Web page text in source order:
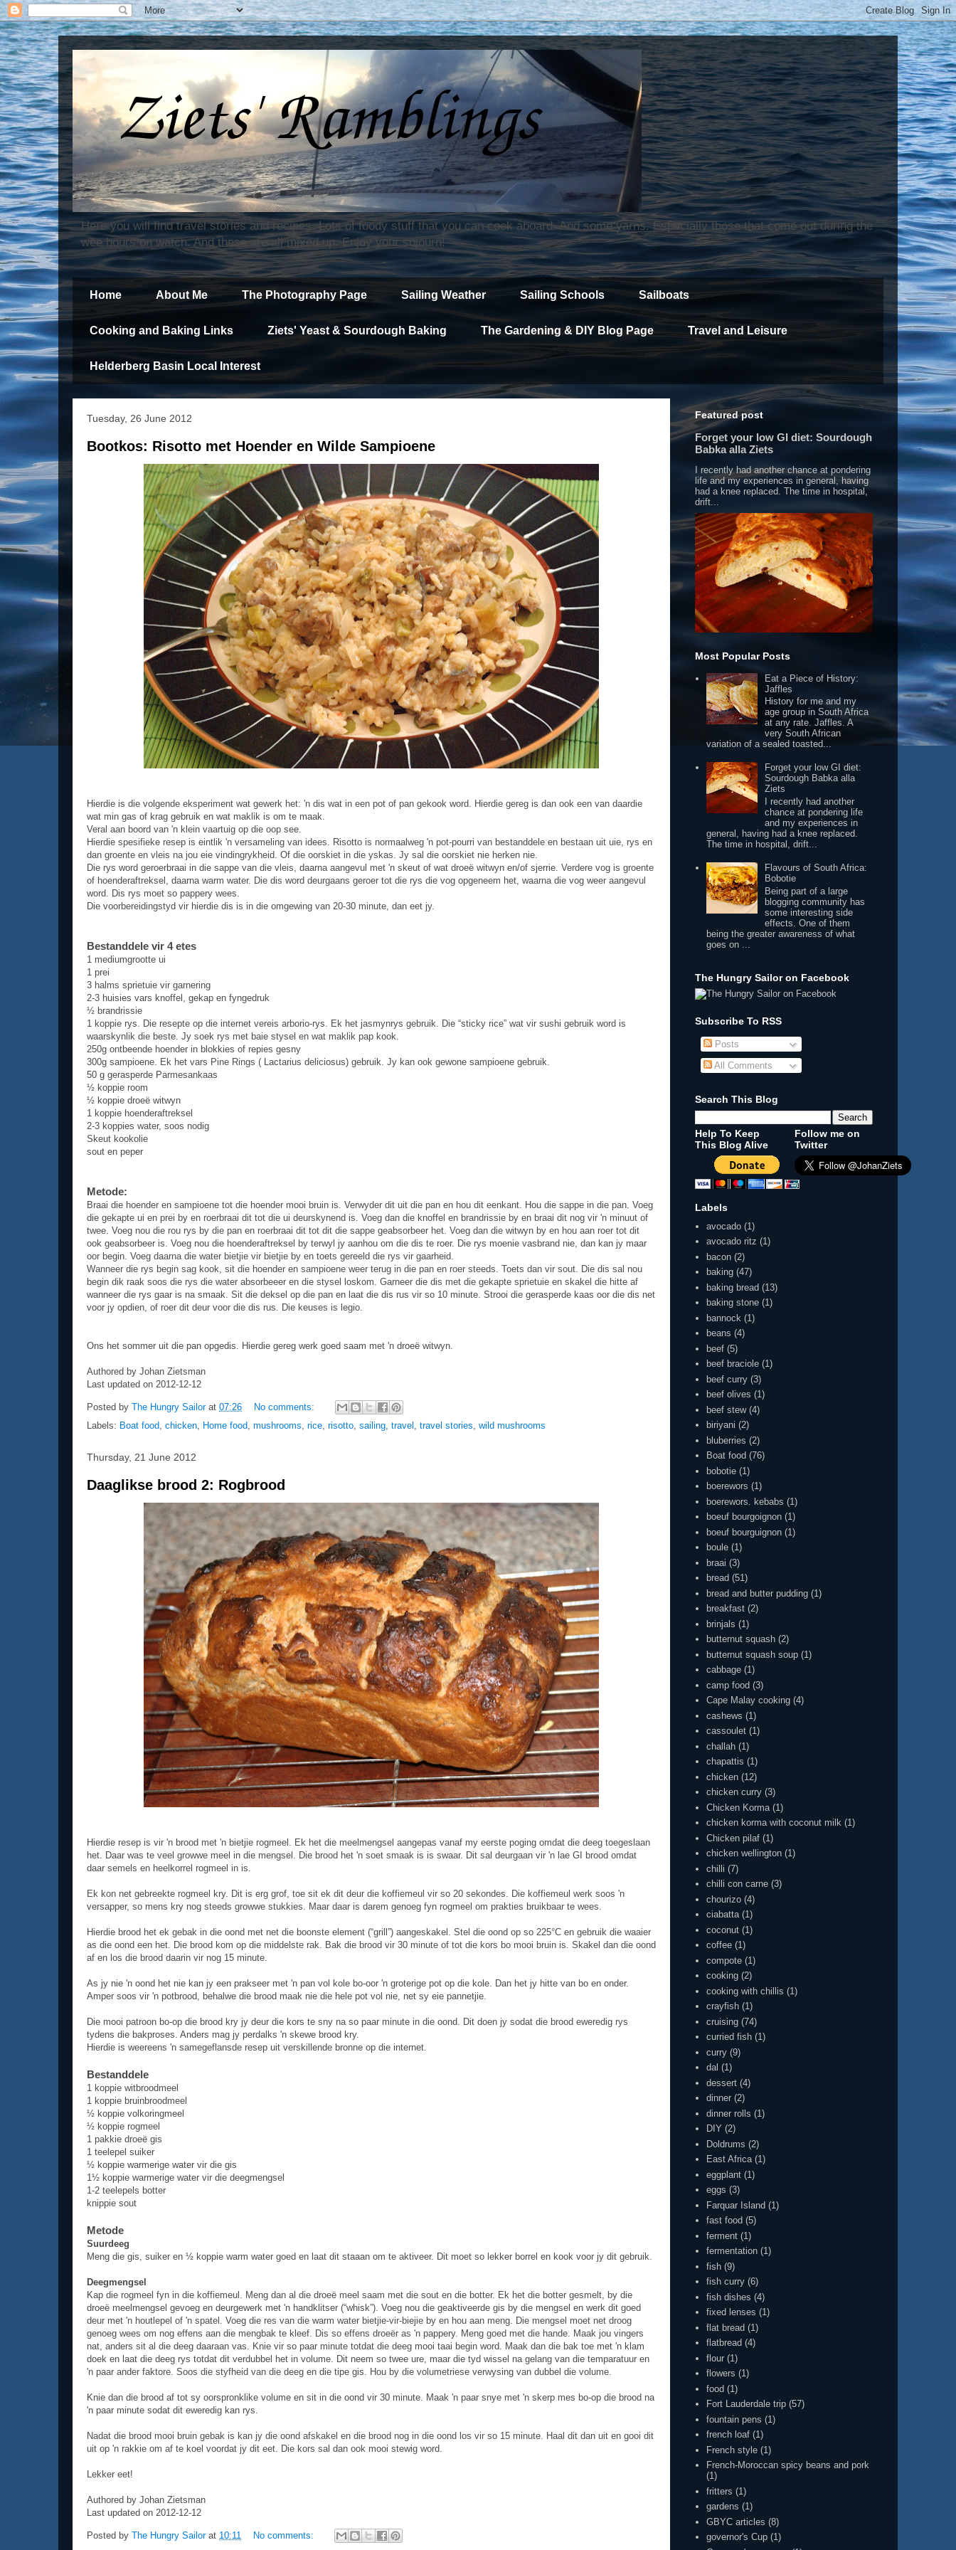
Here you will find travel stories and recipes. Lots of foody stuff that you can cook aboard. And some yarns. Especially those that come out during the
wee hours on watch. And these are all mixed up. Enjoy your sojourn!
Home About Me The Photography Page Sailing Weather Sailing Schools Sailboats
Cooking and Baking Links Ziets' Yeast & Sourdough Baking The Gardening & DIY Blog Page Travel and Leisure
Helderberg Basin Local Interest
Tuesday, 26 June 2012
Bootkos: Risotto met Hoender en Wilde Sampioene
Hierdie is die volgende eksperiment wat gewerk het: 'n dis wat in een pot of pan gekook word. Hierdie gereg is dan ook een van daardie
wat min gas of krag gebruik en wat maklik is om te maak.
Veral aan boord van 'n klein vaartuig op die oop see.
Hierdie spesifieke resep is eintlik 'n versameling van idees. Risotto is normaalweg 'n pot-pourri van bestanddele en bestaan uit uie, rys en
dan groente en vleis na jou eie vindingrykheid. Of die oorskiet in die yskas. Jy sal die oorskiet nie herken nie.
Die rys word geroerbraai in die sappe van die vleis, daarna aangevul met 'n skeut of wat droeë witwyn en/of sjerrie. Verdere vog is groente
of hoenderaftreksel, daarna warm water. Die dis word deurgaans geroer tot die rys die vog opgeneem het, waarna die vog weer aangevul
word. Dis rys moet so pappery wees.
Die voorbereidingstyd vir hierdie dis is in die omgewing van 20-30 minute, dan eet jy.
Bestanddele vir 4 etes
1 mediumgrootte ui
1 prei
3 halms sprietuie vir garnering
2-3 huisies vars knoffel, gekap en fyngedruk
½ brandrissie
1 koppie rys. Die resepte op die internet vereis arborio-rys. Ek het jasmynrys gebruik. Die “sticky rice” wat vir sushi gebruik word is
waarskynlik die beste. Jy soek rys met baie stysel en wat maklik pap kook.
250g ontbeende hoender in blokkies of repies gesny
300g sampioene. Ek het vars Pine Rings ( Lactarius deliciosus) gebruik. Jy kan ook gewone sampioene gebruik.
50 g gerasperde Parmesankaas
½ koppie room
½ koppie droeë witwyn
1 koppie hoenderaftreksel
2-3 koppies water, soos nodig
Skeut kookolie
sout en peper
Metode:
Braai die hoender en sampioene tot die hoender mooi bruin is. Verwyder dit uit die pan en hou dit eenkant. Hou die sappe in die pan. Voeg
die gekapte ui en prei by en roerbraai dit tot die ui deurskynend is. Voeg dan die knoffel en brandrissie by en braai dit nog vir 'n minuut of
twee. Voeg nou die rou rys by die pan en roerbraai dit tot dit die sappe geabsorbeer het. Voeg dan die witwyn by en hou aan roer tot dit
ook geabsorbeer is. Voeg nou die hoenderaftreksel by terwyl jy aanhou om die dis te roer. Die rys moenie vasbrand nie, dan kan jy maar
oor begin. Voeg daarna die water bietjie vir bietjie by en toets gereeld die rys vir gaarheid.
Wanneer die rys begin sag kook, sit die hoender en sampioene weer terug in die pan en roer steeds. Toets dan vir sout. Die dis sal nou
begin dik raak soos die rys die water absorbeeer en die stysel loskom. Garneer die dis met die gekapte sprietuie en skakel die hitte af
wanneer die rys gaar is na smaak. Sit die deksel op die pan en laat die dis rus vir so 10 minute. Strooi die gerasperde kaas oor die dis net
voor jy opdien, of roer dit deur voor die dis rus. Die keuses is legio.
Ons het sommer uit die pan opgedis. Hierdie gereg werk goed saam met 'n droeë witwyn.
Authored by Johan Zietsman
Last updated on 2012-12-12
Posted by The Hungry Sailor at 07:26
No comments:
Labels: Boat food, chicken, Home food, mushrooms, rice, risotto, sailing, travel , travel stories, wild mushrooms
Thursday, 21 June 2012
Daaglikse brood 2: Rogbrood
Hierdie resep is vir 'n brood met 'n bietjie rogmeel. Ek het die meelmengsel aangepas vanaf my eerste poging omdat die deeg toegeslaan
het. Daar was te veel growwe meel in die mengsel. Die brood het 'n soet smaak is is swaar. Dit sal deurgaan vir 'n lae GI brood omdat
daar semels en heelkorrel rogmeel in is.
Ek kon net gebreekte rogmeel kry. Dit is erg grof, toe sit ek dit deur die koffiemeul vir so 20 sekondes. Die koffiemeul werk soos 'n
versapper, so mens kry nog steeds growwe stukkies. Maar daar is darem genoeg fyn rogmeel om prakties bruikbaar te wees.
Hierdie brood het ek gebak in die oond met net die boonste element (“grill”) aangeskakel. Stel die oond op so 225°C en gebruik die waaier
as die oond een het. Die brood kom op die middelste rak. Bak die brood vir 30 minute of tot die kors bo mooi bruin is. Skakel dan die oond
af en los die brood daarin vir nog 15 minute.
As jy nie 'n oond het nie kan jy een prakseer met 'n pan vol kole bo-oor 'n groterige pot op die kole. Dan het jy hitte van bo en onder.
Amper soos vir 'n potbrood, behalwe die brood maak nie die hele pot vol nie, net sy eie pannetjie.
Die mooi patroon bo-op die brood kry jy deur die kors te sny na so paar minute in die oond. Dit doen jy sodat die brood eweredig rys
tydens die bakproses. Anders mag jy perdalks 'n skewe brood kry.
Hierdie is weereens 'n samegeflansde resep uit verskillende bronne op die internet.
Bestanddele
1 koppie witbroodmeel
1 koppie bruinbroodmeel
½ koppie volkoringmeel
½ koppie rogmeel
1 pakkie droeë gis
1 teelepel suiker
½ koppie warmerige water vir die gis
1½ koppie warmerige water vir die deegmengsel
1-2 teelepels botter
knippie sout
Metode
Suurdeeg
Meng die gis, suiker en ½ koppie warm water goed en laat dit staaan om te aktiveer. Dit moet so lekker borrel en kook voor jy dit gebruik.
Deegmengsel
Kap die rogmeel fyn in die koffiemeul. Meng dan al die droeë meel saam met die sout en die botter. Ek het die botter gesmelt, by die
droeë meelmengsel gevoeg en deurgewerk met 'n handklitser (“whisk”). Voeg nou die geaktiveerde gis by die mengsel en werk dit goed
deur met 'n houtlepel of 'n spatel. Voeg die res van die warm water bietjie-vir-biejie by en hou aan meng. Die mengsel moet net droog
genoeg wees om nog effens aan die mengbak te kleef. Dis so effens droeër as 'n pappery. Meng goed met die hande. Maak jou vingers
nat, anders sit al die deeg daaraan vas. Knie vir so paar minute totdat die deeg mooi taai begin word. Maak dan die bak toe met 'n klam
doek en laat die deeg rys totdat dit verdubbel het in volume. Dit neem so twee ure, maar die tyd wissel na gelang van die temparatuur en
'n paar ander faktore. Soos die styfheid van die deeg en die tipe gis. Hou by die volumetriese verwysing van dubbel die volume.
Knie dan die brood af tot sy oorspronklike volume en sit in die oond vir 30 minute. Maak 'n paar snye met 'n skerp mes bo-op die brood na
'n paar minute sodat dit eweredig kan rys.
Nadat die brood mooi bruin gebak is kan jy die oond afskakel en die brood nog in die oond los vir so 15 minute. Haal dit dan uit en gooi dit
uit op 'n rakkie om af te koel voordat jy dit eet. Die kors sal dan ook mooi stewig word.
Lekker eet!
Authored by Johan Zietsman
Last updated on 2012-12-12
Posted by The Hungry Sailor at 10:11
No comments:
Featured post
Forget your low GI diet: Sourdough
Babka alla Ziets
I recently had another chance at pondering
life and my experiences in general, having
had a knee replaced. The time in hospital,
drift...
Most Popular Posts
Eat a Piece of History:
Jaffles
History for me and my
age group in South Africa
at any rate. Jaffles. A
very South African
variation of a sealed toasted...
Forget your low GI diet:
Sourdough Babka alla
Ziets
I recently had another
chance at pondering life
and my experiences in
general, having had a knee replaced.
The time in hospital, drift...
Flavours of South Africa:
Bobotie
Being part of a large
blogging community has
some interesting side
effects. One of them
being the greater awareness of what
goes on ...
The Hungry Sailor on Facebook
Subscribe To RSS
Posts
All Comments
Search This Blog
Help To Keep
This Blog Alive
Follow me on
Twitter
Labels
avocado (1)
avocado ritz (1)
bacon (2)
baking (47)
baking bread (13)
baking stone (1)
bannock (1)
beans (4)
beef (5)
beef braciole (1)
beef curry (3)
beef olives (1)
beef stew (4)
biriyani (2)
bluberries (2)
Boat food (76)
bobotie (1)
boerewors (1)
boerewors. kebabs (1)
boeuf bourgoignon (1)
boeuf bourguignon (1)
boule (1)
braai (3)
bread (51)
bread and butter pudding (1)
breakfast (2)
brinjals (1)
butternut squash (2)
butternut squash soup (1)
cabbage (1)
camp food (3)
Cape Malay cooking (4)
cashews (1)
cassoulet (1)
challah (1)
chapattis (1)
chicken (12)
chicken curry (3)
Chicken Korma (1)
chicken korma with coconut milk (1)
Chicken pilaf (1)
chicken wellington (1)
chilli (7)
chilli con carne (3)
chourizo (4)
ciabatta (1)
coconut (1)
coffee (1)
compote (1)
cooking (2)
cooking with chillis (1)
crayfish (1)
cruising (74)
curried fish (1)
curry (9)
dal (1)
dessert (4)
dinner (2)
dinner rolls (1)
DIY (2)
Doldrums (2)
East Africa (1)
eggplant (1)
eggs (3)
Farquar Island (1)
fast food (5)
ferment (1)
fermentation (1)
fish (9)
fish curry (6)
fish dishes (4)
fixed lenses (1)
flat bread (1)
flatbread (4)
flour (1)
flowers (1)
food (1)
Fort Lauderdale trip (57)
fountain pens (1)
french loaf (1)
French style (1)
French-Moroccan spicy beans and pork
(1)
fritters (1)
gardens (1)
GBYC articles (8)
governor's Cup (1)